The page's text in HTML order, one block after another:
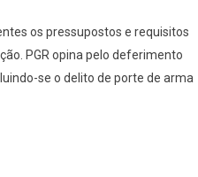
os pressupostos e requisitos
PGR opina pelo deferimento
se o delito de porte de arma